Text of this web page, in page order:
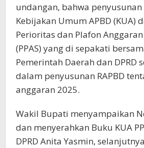
undangan, bahwa penyusunan
Kebijakan Umum APBD (KUA)
Perioritas dan Plafon
(PPAS) yang di sepakati
Pemerintah Daerah dan DPRD
dalam penyusunan RAPBD
anggaran 2025.
Wakil Bupati menyampaikan
dan menyerahkan Buku KUA
DPRD Anita Yasmin,